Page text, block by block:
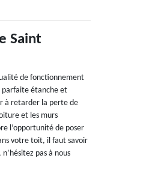
Saint
de fonctionnement
parfaite étanche et
à retarder la perte de
et les murs
l’opportunité de poser
votre toit, il faut savoir
pas à nous